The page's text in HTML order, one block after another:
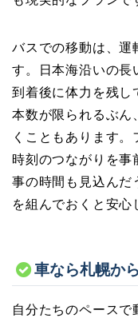
バスでの移動は、運
す。日本海沿いの長
到着後に体力を残し
本数が限られるぶん
くこともあります
時刻のつながりを事
事の時間も見込んだ
を組んでおくと安心
車なら札幌か
自分たちのペース